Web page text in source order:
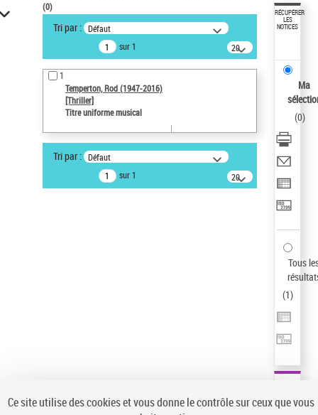
VOTRE RECHERCHE
Recherche avancée dans les
notices d’autorité
Œuvres liées à l'auteur :
Temperton, Rod (1947-2016)
Type de notice d'autorité
Titre uniforme musical
Statut de la notice d’autorité
(0)
Tri par : Défaut
sur 1
20
résultats/page
1
Temperton, Rod (1947-2016)
[Thriller]
Titre uniforme musical
Tri par : Défaut
sur 1
20
résultats/page
RÉCUPÉRER
LES
NOTICES
Ma
(0)
Tous
(1)
Ce site utilise des cookies et vous donne le contrôle sur ceux que vous